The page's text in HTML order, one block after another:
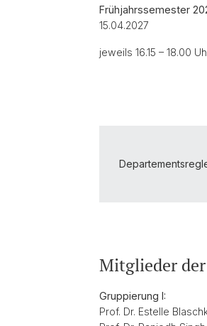
Frühjahrssemester
15.04.2027
jeweils 16.15 – 18.00
Mitglieder
Gruppierung I:
Prof. Dr. Estelle